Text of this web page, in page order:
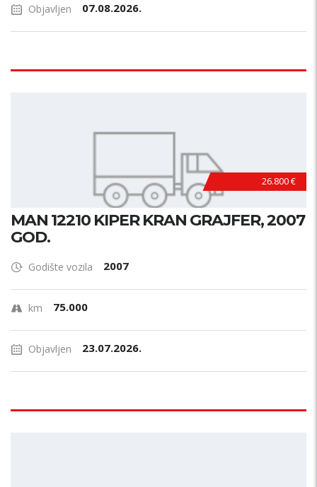
Objavljen 07.08.2026.
26.800 €
MAN 12210 KIPER KRAN GRAJFER, 2007
GOD.
Godište vozila 2007
km 75.000
Objavljen 23.07.2026.